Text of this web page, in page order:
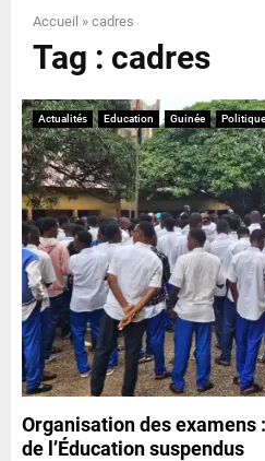
N
U
Accueil » cadres
Tag : cadres
Actualités Education Guinée Politique
Organisation des examens
de l’Éducation suspendus